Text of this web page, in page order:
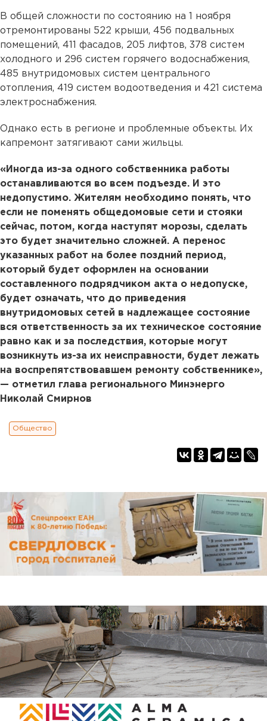
В общей сложности по состоянию на 1 ноября
отремонтированы 522 крыши, 456 подвальных
помещений, 411 фасадов, 205 лифтов, 378 систем
холодного и 296 систем горячего водоснабжения,
485 внутридомовых систем центрального
отопления, 419 систем водоотведения и 421 система
электроснабжения.
Однако есть в регионе и проблемные объекты. Их
капремонт затягивают сами жильцы.
«Иногда из-за одного собственника работы
останавливаются во всем подъезде. И это
недопустимо. Жителям необходимо понять, что
если не поменять общедомовые сети и стояки
сейчас, потом, когда наступят морозы, сделать
это будет значительно сложней. А перенос
указанных работ на более поздний период,
который будет оформлен на основании
составленного подрядчиком акта о недопуске,
будет означать, что до приведения
внутридомовых сетей в надлежащее состояние
вся ответственность за их техническое состояние
равно как и за последствия, которые могут
возникнуть из-за их неисправности, будет лежать
на воспрепятствовавшем ремонту собственнике»,
— отметил глава регионального Минэнерго
Николай Смирнов
Общество